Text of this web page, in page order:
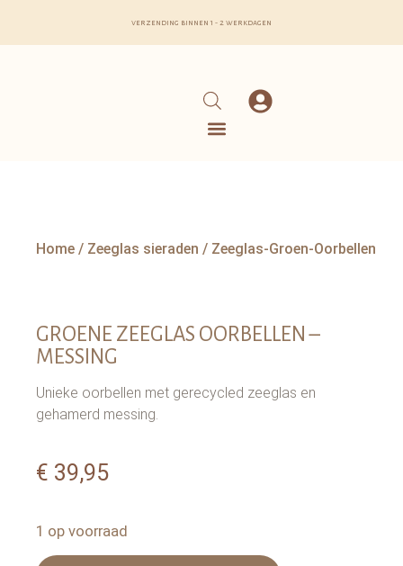
verzending binnen 1 - 2 werkdagen
Home / Zeeglas sieraden / Zeeglas-Groen-Oorbellen
GROENE ZEEGLAS OORBELLEN –
MESSING
Unieke oorbellen met gerecycled zeeglas en
gehamerd messing.
€ 39,95
1 op voorraad